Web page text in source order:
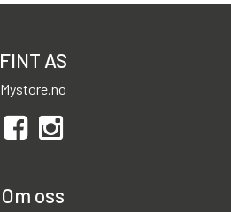
FINT AS
Mystore.no
Om oss